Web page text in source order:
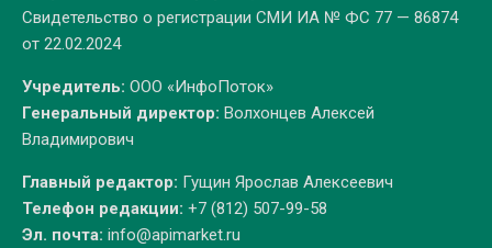
Свидетельство о регистрации СМИ ИА № ФС 77 — 86874
от 22.02.2024
Учредитель: ООО «ИнфоПоток»
Генеральный директор: Волхонцев Алексей
Владимирович
Главный редактор: Гущин Ярослав Алексеевич
Телефон редакции: +7 (812) 507-99-58
Эл. почта: info@apimarket.ru